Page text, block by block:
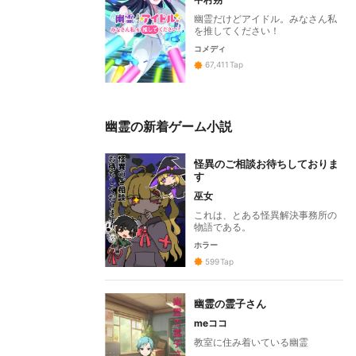
幽霊だけどアイドル。みなさん私
を推してください！
コメディ
67,411Tap
幽霊の新着ゲーム小説
怪異のご相談お待ちしておりま
す
巫女
これは、とある怪異解決事務所の
物語である。
ホラー
599Tap
幽霊の霊子さん
meココ
教室に住み着いている幽霊